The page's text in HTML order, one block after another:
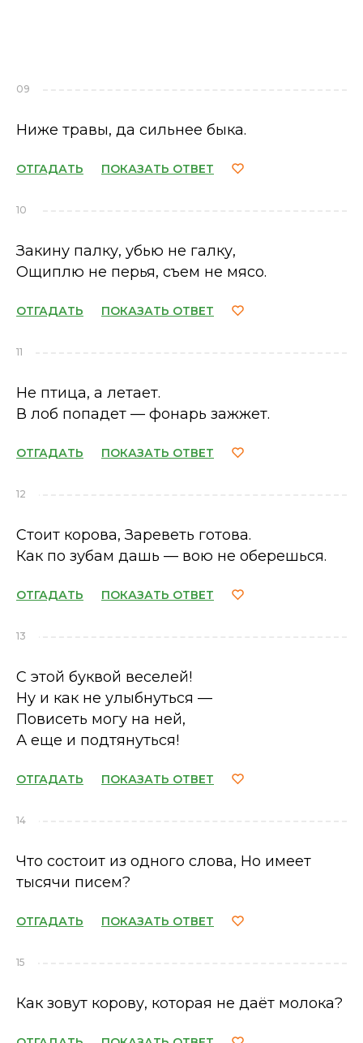
09
Ниже травы, да сильнее быка.
ОТГАДАТЬ ПОКАЗАТЬ ОТВЕТ
10
Закину палку, убью не галку,
Ощиплю не перья, съем не мясо.
ОТГАДАТЬ ПОКАЗАТЬ ОТВЕТ
11
Не птица, а летает.
В лоб попадет — фонарь зажжет.
ОТГАДАТЬ ПОКАЗАТЬ ОТВЕТ
12
Стоит корова, Зареветь готова.
Как по зубам дашь — вою не оберешься.
ОТГАДАТЬ ПОКАЗАТЬ ОТВЕТ
13
С этой буквой веселей!
Ну и как не улыбнуться —
Повисеть могу на ней,
А еще и подтянуться!
ОТГАДАТЬ ПОКАЗАТЬ ОТВЕТ
14
Что состоит из одного слова, Но имеет
тысячи писем?
ОТГАДАТЬ ПОКАЗАТЬ ОТВЕТ
15
Как зовут корову, которая не даёт молока?